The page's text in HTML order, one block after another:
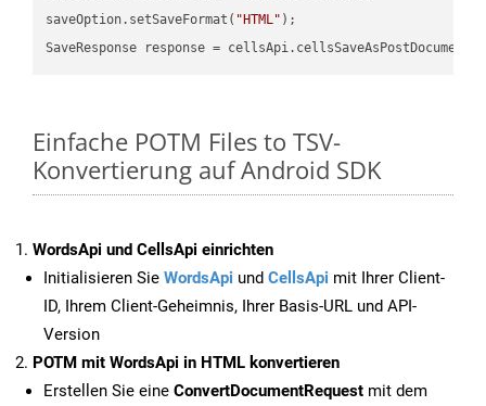
saveOption.setSaveFormat( "HTML" );
SaveResponse response =
Einfache POTM Files to TSV-
Konvertierung auf Android SDK
WordsApi und CellsApi einrichten
Initialisieren Sie WordsApi und CellsApi mit Ihrer Client-
ID, Ihrem Client-Geheimnis, Ihrer Basis-URL und API-
Version
POTM mit WordsApi in HTML konvertieren
Erstellen Sie eine ConvertDocumentRequest mit dem